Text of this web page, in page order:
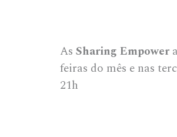
As Sharing Empower
feiras do mês e nas
21h